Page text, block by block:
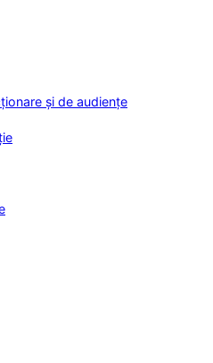
și de audiențe